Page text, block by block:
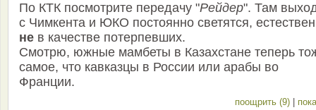
По КТК посмотрите передачу "Рейдер". Там
с Чимкента и ЮКО постоянно светятся,
не в качестве потерпевших.
Смотрю, южные мамбеты в Казахстане теперь
самое, что кавказцы в России или арабы во
Франции.
поощрить (9)